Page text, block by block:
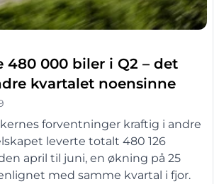
480 000 biler i Q2 – det
kvartalet noensinne
forventninger kraftig i andre
leverte totalt 480 126
april til juni, en økning på 25
med samme kvartal i fjor.